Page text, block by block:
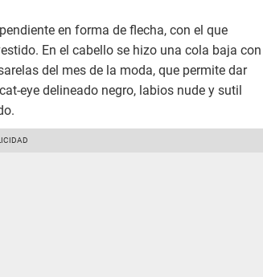
en forma de flecha, con el que
En el cabello se hizo una cola baja con
del mes de la moda, que permite dar
eye delineado negro, labios nude y sutil